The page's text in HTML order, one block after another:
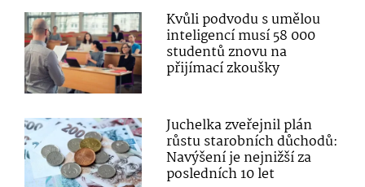
Kvůli podvodu s umělou
inteligencí musí 58 000
studentů znovu na
přijímací zkoušky
Juchelka zveřejnil plán
růstu starobních důchodů:
Navýšení je nejnižší za
posledních 10 let